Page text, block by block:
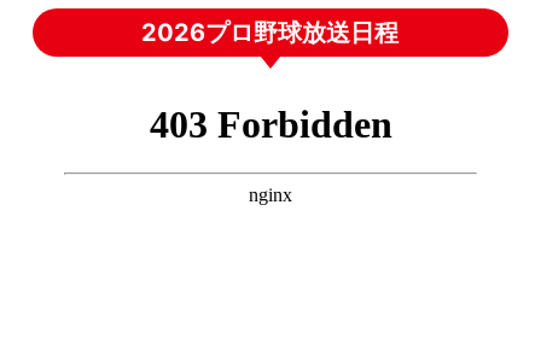
2026プロ野球放送日程